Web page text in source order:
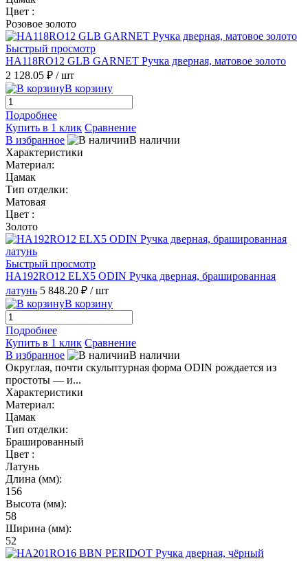
Цвет :
Розовое золото
Быстрый просмотр
HA118RO12 GLB GARNET Ручка дверная, матовое золото
2 128.05 ₽ / шт
В корзину
Подробнее
Купить в 1 клик Сравнение
В избранное
В наличии
Характеристики
Материал:
Цамак
Тип отделки:
Матовая
Цвет :
Золото
Быстрый просмотр
HA192RO12 ELX5 ODIN Ручка дверная, брашированная
латунь 5 848.20 ₽ / шт
В корзину
Подробнее
Купить в 1 клик Сравнение
В избранное
В наличии
Округлая, почти скульптурная форма ODIN рождается из
простоты — и...
Характеристики
Материал:
Цамак
Тип отделки:
Брашированный
Цвет :
Латунь
Длина (мм):
156
Высота (мм):
58
Ширина (мм):
52